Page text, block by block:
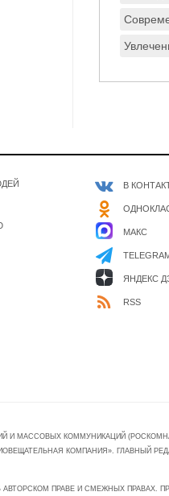
В
МАКС
ЯНДЕКС
RSS
И МАССОВЫХ КОММУНИКАЦИЙ
КОМПАНИЯ». ГЛАВНЫЙ
ПРАВЕ И СМЕЖНЫХ ПРАВАХ.